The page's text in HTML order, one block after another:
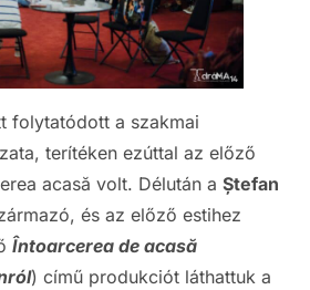
folytatódott a szakmai
terítéken ezúttal az előző
acasă volt. Délután a Ștefan
és az előző estihez
Întoarcerea de acasă
) című produkciót láthattuk a